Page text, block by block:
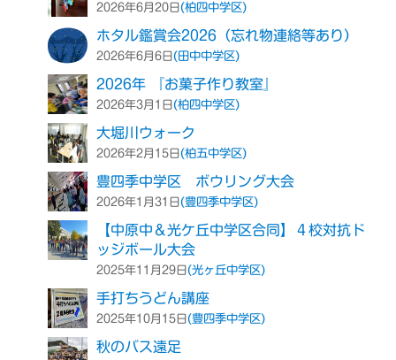
2026年6月20日(柏四中学区)
ホタル鑑賞会2026（忘れ物連絡等あり）
2026年6月6日(田中中学区)
2026年 『お菓子作り教室』
2026年3月1日(柏四中学区)
大堀川ウォーク
2026年2月15日(柏五中学区)
豊四季中学区 ボウリング大会
2026年1月31日(豊四季中学区)
【中原中＆光ケ丘中学区合同】４校対抗ド
ッジボール大会
2025年11月29日(光ヶ丘中学区)
手打ちうどん講座
2025年10月15日(豊四季中学区)
秋のバス遠足